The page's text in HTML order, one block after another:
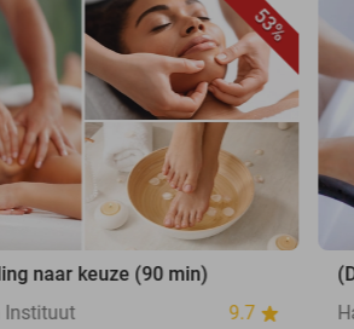
53%
naar keuze (90 min)
Instituut
9.7